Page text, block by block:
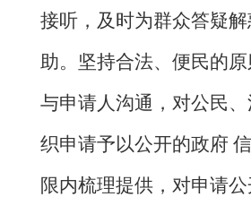
接听，及时为群众答疑
助。坚持合法、便民的
与申请人沟通，对公民
织申请予以公开的政府
限内梳理提供，对申请